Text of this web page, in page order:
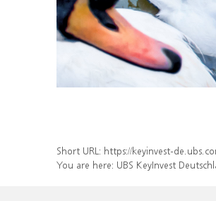
Short URL: https://keyinvest-
You are here: UBS KeyInvest